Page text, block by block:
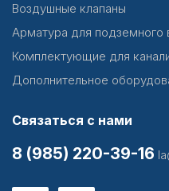
Воздушные клапаны
Арматура для подземного
Комплектующие для
Дополнительное
Связаться с нами
8 (985) 220-39-16